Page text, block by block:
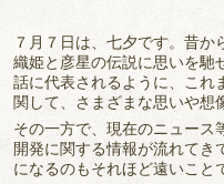
７月７日は、七夕です。昔か
織姫と彦星の伝説に思いを馳
話に代表されるように、これ
関して、さまざまな思いや想
その一方で、現在のニュース
開発に関する情報が流れてき
になるのもそれほど遠いこと